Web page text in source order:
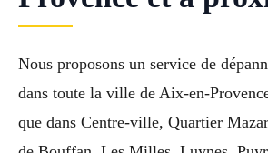
Nous proposons un service de
dans toute la ville de Aix-en-
que dans Centre-ville, Quartier